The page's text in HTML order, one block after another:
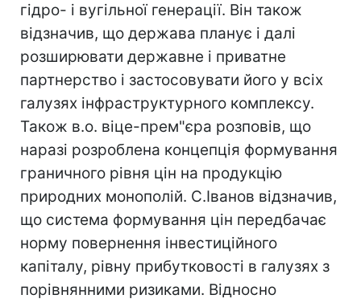
гідро- і вугільної генерації. Він також
відзначив, що держава планує і далі
розширювати державне і приватне
партнерство і застосовувати його у всіх
галузях інфраструктурного комплексу.
Також в.о. віце-прем"єра розповів, що
наразі розроблена концепція формування
граничного рівня цін на продукцію
природних монополій. С.Іванов відзначив,
що система формування цін передбачає
норму повернення інвестиційного
капіталу, рівну прибутковості в галузях з
порівнянними ризиками. Відносно